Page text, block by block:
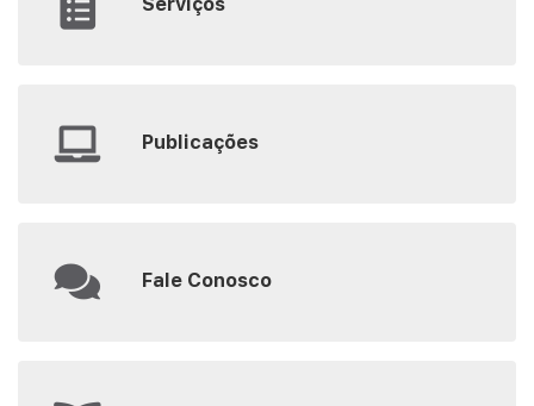
Serviços
Publicações
Fale Conosco